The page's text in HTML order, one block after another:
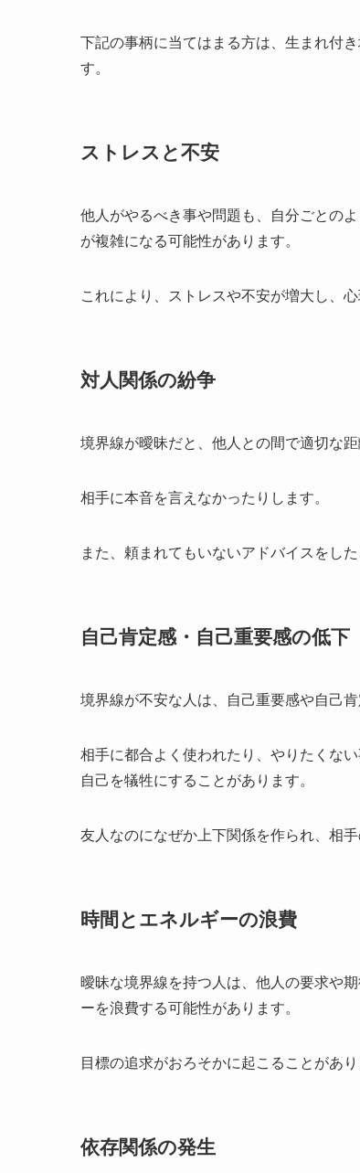
下記の事柄に当てはまる方は、生まれ付
す。
ストレスと不安
他人がやるべき事や問題も、自分ごとの
が複雑になる可能性があります。
これにより、ストレスや不安が増大し、
対人関係の紛争
境界線が曖昧だと、他人との間で適切な
相手に本音を言えなかったりします。
また、頼まれてもいないアドバイスをした
自己肯定感・自己重要感の低下
境界線が不安な人は、自己重要感や自己
相手に都合よく使われたり、やりたくな
自己を犠牲にすることがあります。
友人なのになぜか上下関係を作られ、相
時間とエネルギーの浪費
曖昧な境界線を持つ人は、他人の要求や
ーを浪費する可能性があります。
目標の追求がおろそかに起こることがあり
依存関係の発生